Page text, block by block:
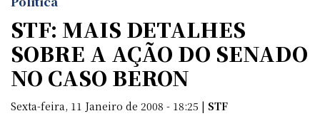
STF: MAIS DETALHES
SOBRE A AÇÃO DO SENADO
NO CASO BERON
Sexta-feira, 11 Janeiro de 2008 - 18:25 | STF